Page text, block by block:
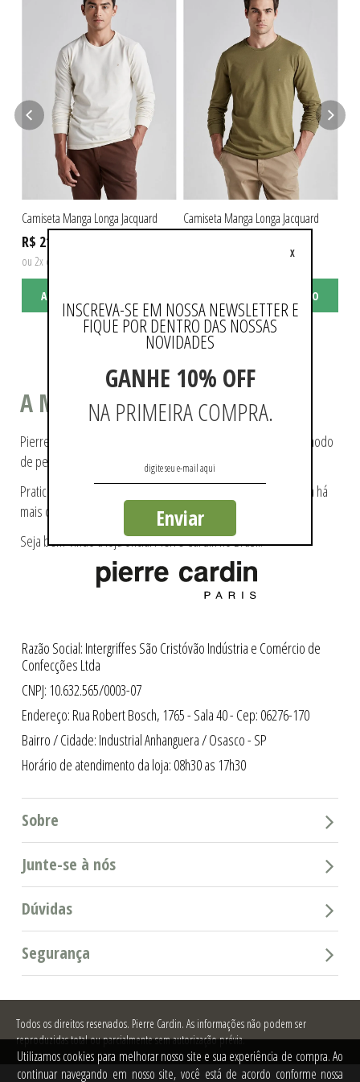
Camiseta Manga Longa Jacquard
R$ 219,90
ou 2x de R$ 109,95 sem juros
ADICIONAR AO CARRINHO
Camiseta Manga Longa Jacquard
ou 2x de R$ 109,95 sem juros
ADICIONAR AO CARRINHO
Utilizamos cookies para melhorar nosso site e sua experiência de compra. Ao
continuar navegando em nosso site, você está de acordo conforme nossa
A MODA COMO ESTILO DE VIDA
Pierre Cardin ajudou a tecer a história da moda, pioneiro no modo
de pensá-la e de reproduzi-la.
Praticidade e modernidade fazem parte da essência da marca há
mais de 60 anos.
Seja bem-vindo a loja oficial Pierre Cardin no Brasil.
Razão Social: Intergriffes São Cristóvão Indústria e Comércio de
Confecções Ltda
CNPJ: 10.632.565/0003-07
Endereço: Rua Robert Bosch, 1765 - Sala 40 - Cep: 06276-170
Bairro / Cidade: Industrial Anhanguera / Osasco - SP
Horário de atendimento da loja: 08h30 as 17h30
Sobre
Junte-se à nós
Dúvidas
Segurança
Todos os direitos reservados. Pierre Cardin. As informações não podem ser
reproduzidas total ou parcialmente sem autorização prévia.
INSCREVA-SE EM NOSSA NEWSLETTER E
FIQUE POR DENTRO DAS NOSSAS
NOVIDADES
GANHE 10% OFF
NA PRIMEIRA COMPRA.
Enviar
X